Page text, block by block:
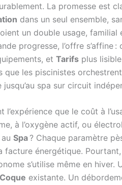
La promesse est
dans un seul ensemble,
un double usage,
progresse, l’offre s’affine :
et Tarifs plus
que les piscinistes
spa sur circuit
que le coût à
à l’oxygène actif, ou
Spa? Chaque paramètre
facture énergétique.
s’utilise même en hiver.
existante. Un